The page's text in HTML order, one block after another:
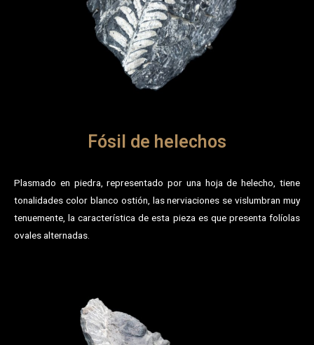
Fósil de helechos
Plasmado en piedra, representado por una hoja de helecho, tiene
tonalidades color blanco ostión, las nerviaciones se vislumbran muy
tenuemente, la característica de esta pieza es que presenta folíolas
ovales alternadas.